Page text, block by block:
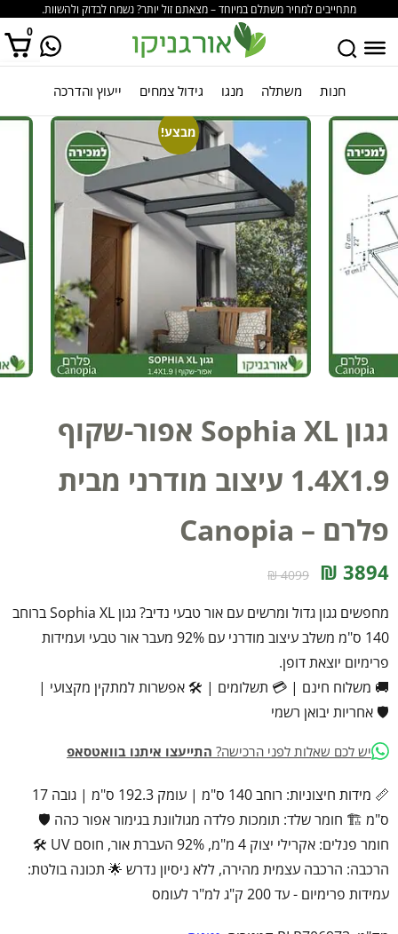
מתחייבים למחיר משתלם במיוחד – מצאתם זול יותר? נשמח לבדוק ולהשוות.
0
אין מוצרים בסל הקניות. חנות משתלה מנגו גידול צמחים ייעוץ והדרכה
מבצע!
גגון Sophia XL אפור-שקוף
1.4X1.9 עיצוב מודרני מבית
פלרם – Canopia
3894 ₪
4099 ₪
מחפשים גגון גדול ומרשים עם אור טבעי נדיב? גגון Sophia XL ברוחב
140 ס"מ משלב עיצוב מודרני עם 92% מעבר אור טבעי ועמידות
פרימיום יוצאת דופן.
🚚 משלוח חינם | 💳 תשלומים | 🛠️ אפשרות למתקין מקצועי |
🛡️ אחריות יבואן רשמי
יש לכם שאלות לפני הרכישה? התייעצו איתנו בוואטסאפ
📏 מידות חיצוניות: רוחב 140 ס"מ | עומק 192.3 ס"מ | גובה 17
ס"מ 🏗️ חומר שלד: תומכות פלדה מגולוונת בגימור אפור כהה 🛡️
חומר פנלים: אקרילי יצוק 4 מ"מ, 92% העברת אור, חוסם UV 🛠️
הרכבה: הרכבה עצמית מהירה, ללא ניסיון נדרש 🌟 תכונה בולטת:
עמידות פרימיום - עד 200 ק"ג למ"ר לעומס